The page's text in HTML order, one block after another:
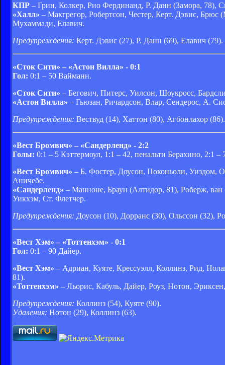
КПР – Грин, Колкер, Рио Фердинанд, Р. Данн (Замора,
«Халл» – Макгрегор, Робертсон, Честер, Керт. Дэвис,
Мухаммади, Елавич.
Предупреждения: Керт. Дэвис (27), Р. Данн (69), Елавич (79).
«Сток Сити» – «Астон Вилла» - 0:1
Гол: 0:1 – 50 Вайманн.
«Сток Сити» – Бегович, Питерс, Уилсон, Шоукросс,
«Астон Вилла» – Гьюзан, Ричардсон, Влар, Сендерос, А.
Предупреждения: Вествуд (14), Хаттон (80), Агбонлахор (86).
«Вест Бромвич» – «Сандерленд» - 2:2
Голы: 0:1 – 5 Кэттермоул, 1:1 – 42, пенальти Берахино, 2:1
«Вест Бромвич» – Б. Фостер, Доусон, Поконьоли, Уиздом,
Аничебе.
«Сандерленд» – Манноне, Браун (Алтидор, 81), Роберж,
Уикхэм, Ст. Флетчер.
Предупреждения: Доусон (10), Дорранс (30), Ольссон (32),
«Вест Хэм» – «Тоттенхэм» - 0:1
Гол: 0:1 – 90 Дайер.
«Вест Хэм» – Адриан, Куяте, Крессуэлл, Коллинз, Рид,
81).
«Тоттенхэм» – Льорис, Кабуль, Дайер, Роуз, Нотон,
Предупреждения: Коллинз (54), Куяте (90).
Удаления: Нотон (29), Коллинз (63).